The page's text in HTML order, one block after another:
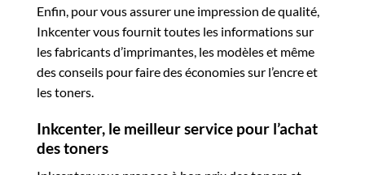
Enfin, pour vous assurer une impression de qualité,
Inkcenter vous fournit toutes les informations sur
les fabricants d’imprimantes, les modèles et même
des conseils pour faire des économies sur l’encre et
les toners.
Inkcenter, le meilleur service pour l’achat
des toners